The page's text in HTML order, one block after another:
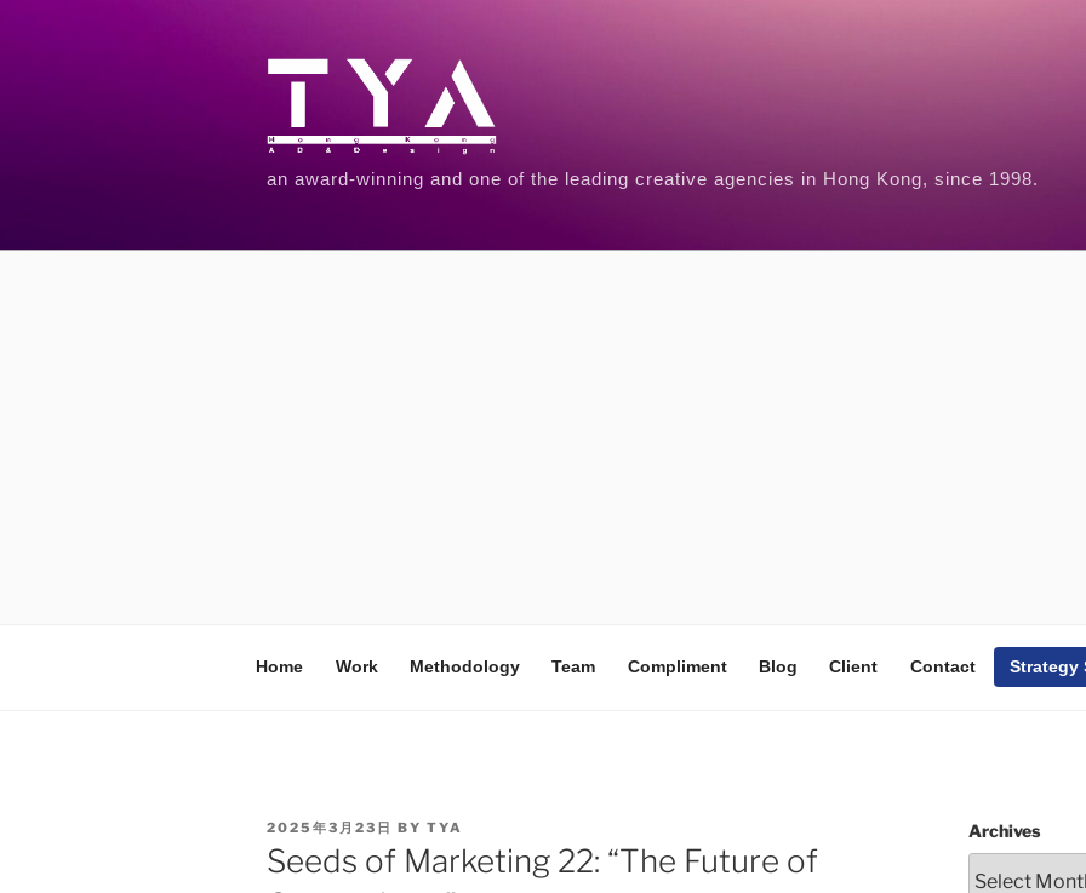
an award-winning and one of the leading creative agencies in Hong Kong, since 1998.
Home Work Methodology Team Compliment Blog Client Contact Strategy
2025年3月23日 BY TYA
Seeds of Marketing 22: “The Future of
Archives